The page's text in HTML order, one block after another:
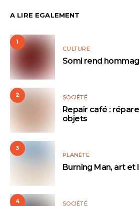
A LIRE EGALEMENT
1
CULTURE
Somi rend
2 SOCIÉTÉ
Repair café :
objets
3
PLANÈTE
Burning Man, art et
4 SOCIÉTÉ